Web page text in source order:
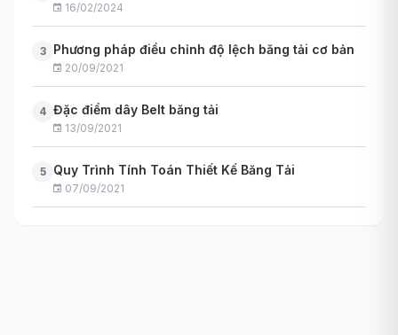
16/02/2024
3 Phương pháp điều chỉnh độ lệch băng tải cơ bản
20/09/2021
4 Đặc điểm dây Belt băng tải
13/09/2021
5 Quy Trình Tính Toán Thiết Kế Băng Tải
07/09/2021